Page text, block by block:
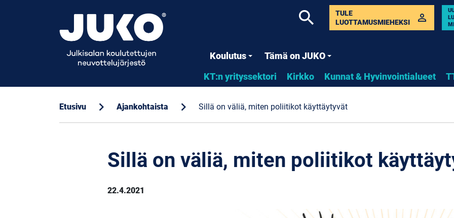
Koulutus
Tämä on JUKO
KT:n yrityssektori
Kirkko Kunnat & Hyvinvointialueet
TULE
LUOTTAMUSMIEHEKSI
perm_identity
search
Etusivu chevron_right Ajankohtaista chevron_right Sillä on väliä, miten poliitikot käyttäytyvät
Sillä on väliä, miten poliitikot
22.4.2021